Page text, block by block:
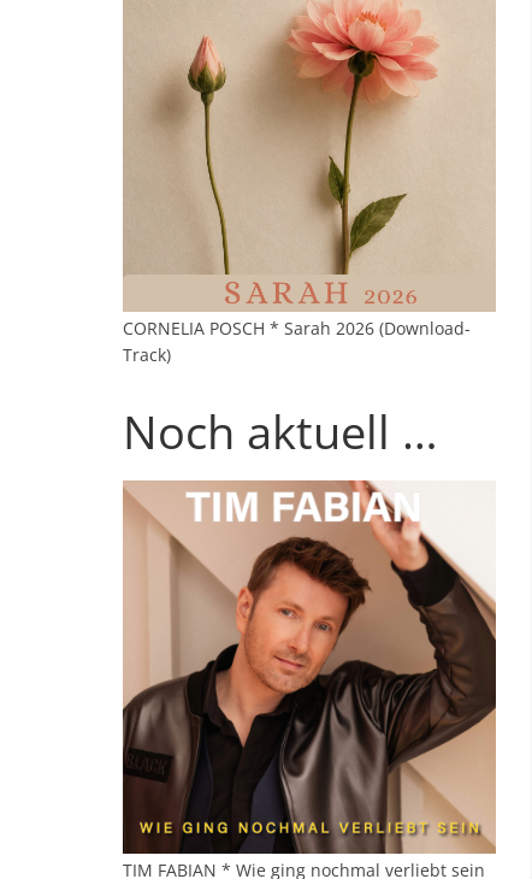
CORNELIA POSCH * Sarah 2026 (Download-
Track)
Noch aktuell …
TIM FABIAN * Wie ging nochmal verliebt sein